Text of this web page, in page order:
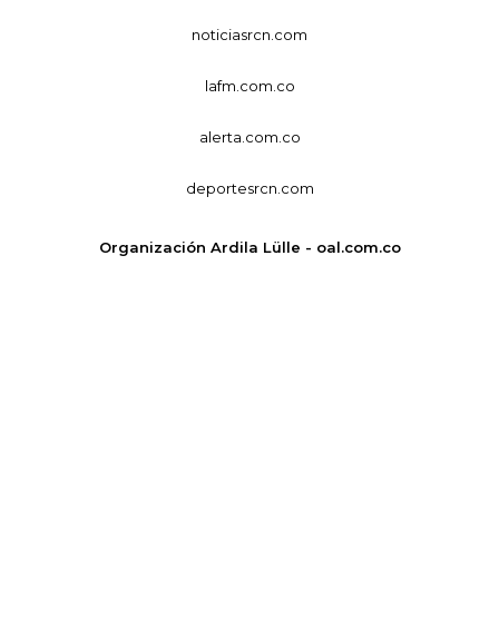
noticiasrcn.com
lafm.com.co
alerta.com.co
deportesrcn.com
Organización Ardila Lülle - oal.com.co